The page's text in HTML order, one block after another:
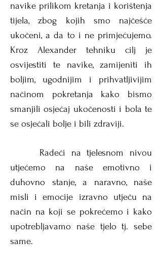
navike prilikom kretanja i korištenja
tijela, zbog kojih smo najčešće
ukočeni, a da to i ne primjećujemo.
Kroz Alexander tehniku cilj je
osvijestiti te navike, zamijeniti ih
boljim, ugodnijim i prihvatljivijim
načinom pokretanja kako bismo
smanjili osjećaj ukočenosti i bola te
se osjećali bolje i bili zdraviji.
Radeći na tjelesnom nivou
utjećemo na naše emotivno i
duhovno stanje, a naravno, naše
misli i emocije izravno utječu na
način na koji se pokrećemo i kako
upotrebljavamo naše tjelo tj. sebe
same.